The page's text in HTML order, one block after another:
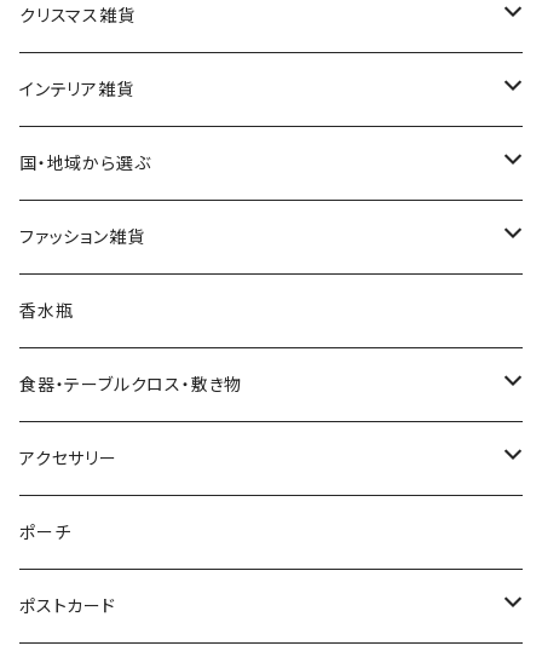
クリスマス雑貨
ハワイアンクリスマス雑貨
クリスマスツリー
ヌードツリー（飾りなし）
そのまま飾れるツリー
クリスマスオーナメント・飾り
くるみ割り人形オーナメント
不思議の国のアリスオーナメント
クリスマスオブジェ・置物
スノードーム
スノードーム（LEDライト付き）
クリスマスリース
クリスマスミュージックオブジェ（音楽付きオブジェ）
オルゴールタイプ
ミュージックタイプ
クリスマスイルミネーションライト
オーナメントスタンド
インテリア雑貨
置物・オブジェ
小物入れ・小物置き
スマホスタンド
ウォールアート（壁飾り）
ジュエリースタンド
キャンドルスタンド
カードスタンド
国・地域から選ぶ
イタリア
チェコ
オランダ
ハワイ
ネパール
インドネシア
ファッション雑貨
ピアス
腕時計
バッグ
ミニトートバッグ
スリッパ
すべてのファッション雑貨
香水瓶
食器・テーブルクロス・敷き物
カップ・ソーサー
お皿（プレート）
マグカップ
アクセサリー
ピアス
イヤリング
ポーチ
ポストカード